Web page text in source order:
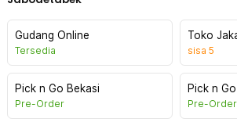
Gudang Online
Tersedia
Toko
sisa 5
Pick n Go Bekasi
Pre-Order
Pick n
Pre-Order